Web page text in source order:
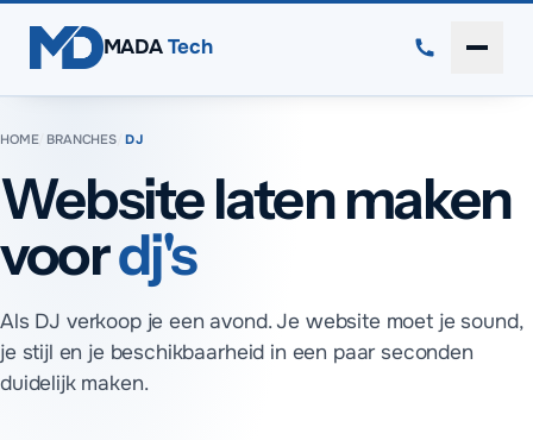
MADA Tech
HOME/ BRANCHES/ DJ
Website laten maken
voordj's
Als DJ verkoop je een avond. Je website moet je sound,
je stijl en je beschikbaarheid in een paar seconden
duidelijk maken.